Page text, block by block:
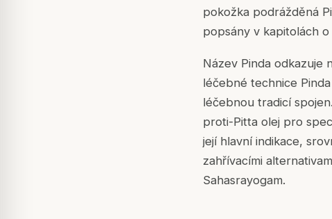
pokožka podrážděná
popsány v kapitolách
Název Pinda odkazuje
léčebné technice
léčebnou tradicí
proti-Pitta olej pro
její hlavní indikace,
zahřívacími
Sahasrayogam.